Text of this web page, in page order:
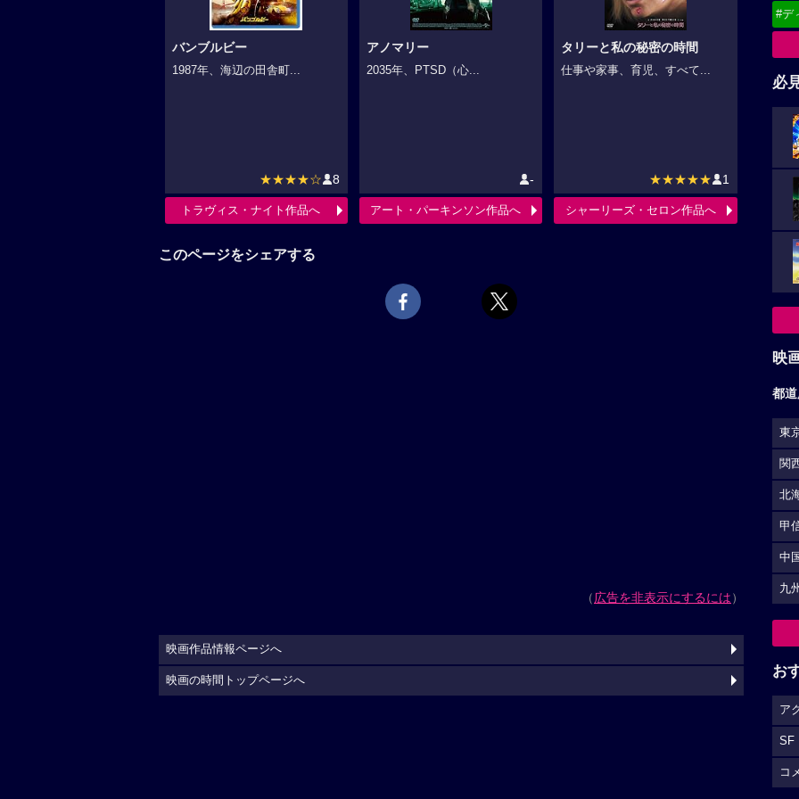
バンブルビー
1987年、海辺の田舎町...
★★★★☆ 8
トラヴィス・ナイト作品へ
アノマリー
2035年、PTSD（心...
-
アート・パーキンソン作品へ
タリーと私の秘密の時間
仕事や家事、育児、すべて...
★★★★★ 1
シャーリーズ・セロン作品へ
このページをシェアする
（広告を非表示にするには）
#デ
必
映
都
東
関
北
甲
中
九
お
ア
SF
コ
映画作品情報ページへ
映画の時間トップページへ